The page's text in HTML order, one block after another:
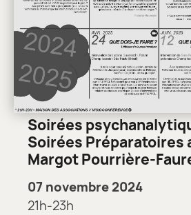
Soirées
Soirées Préparatoires
Margot Pourrière-
07 novembre 2024
21h-23h